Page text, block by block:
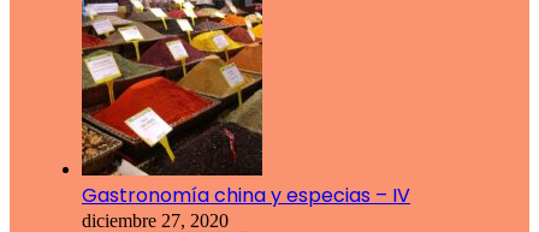
Gastronomía china y especias – IV
diciembre 27, 2020